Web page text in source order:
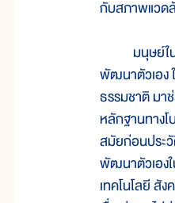
กับสภาพแวด
มนุษย์ในส
พัฒนาตัวเอง
ธรรมชาติ มา
หลักฐานทางโ
สมัยก่อนประ
พัฒนาตัวเอง
เทคโนโลยี สั